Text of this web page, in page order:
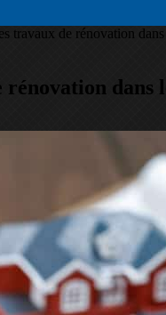
travaux de rénovation
dans